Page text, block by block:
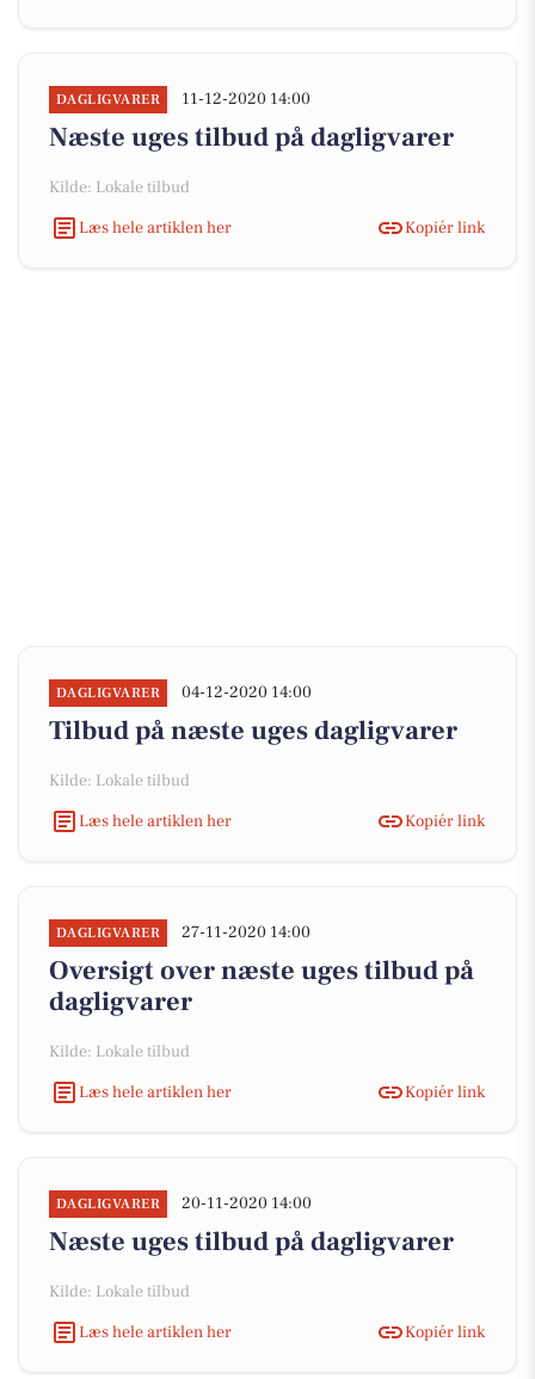
DAGLIGVARER 11-12-2020 14:00
Næste uges tilbud på dagligvarer
Kilde: Lokale tilbud
Læs hele artiklen her
Kopiér link
DAGLIGVARER 04-12-2020 14:00
Tilbud på næste uges dagligvarer
Kilde: Lokale tilbud
Læs hele artiklen her
Kopiér link
DAGLIGVARER 27-11-2020 14:00
Oversigt over næste uges tilbud på
dagligvarer
Kilde: Lokale tilbud
Læs hele artiklen her
Kopiér link
DAGLIGVARER 20-11-2020 14:00
Næste uges tilbud på dagligvarer
Kilde: Lokale tilbud
Læs hele artiklen her
Kopiér link